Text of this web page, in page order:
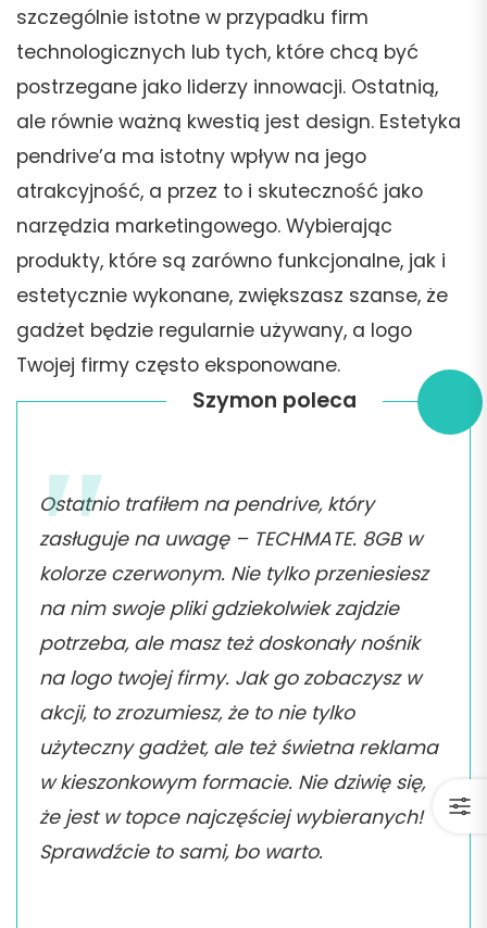
szczególnie istotne w przypadku firm
technologicznych lub tych, które chcą być
postrzegane jako liderzy innowacji. Ostatnią,
ale równie ważną kwestią jest design. Estetyka
pendrive’a ma istotny wpływ na jego
atrakcyjność, a przez to i skuteczność jako
narzędzia marketingowego. Wybierając
produkty, które są zarówno funkcjonalne, jak i
estetycznie wykonane, zwiększasz szanse, że
gadżet będzie regularnie używany, a logo
Twojej firmy często eksponowane.
Szymon poleca
Ostatnio trafiłem na pendrive, który
zasługuje na uwagę – TECHMATE. 8GB w
kolorze czerwonym. Nie tylko przeniesiesz
na nim swoje pliki gdziekolwiek zajdzie
potrzeba, ale masz też doskonały nośnik
na logo twojej firmy. Jak go zobaczysz w
akcji, to zrozumiesz, że to nie tylko
użyteczny gadżet, ale też świetna reklama
w kieszonkowym formacie. Nie dziwię się,
że jest w topce najczęściej wybieranych!
Sprawdźcie to sami, bo warto.